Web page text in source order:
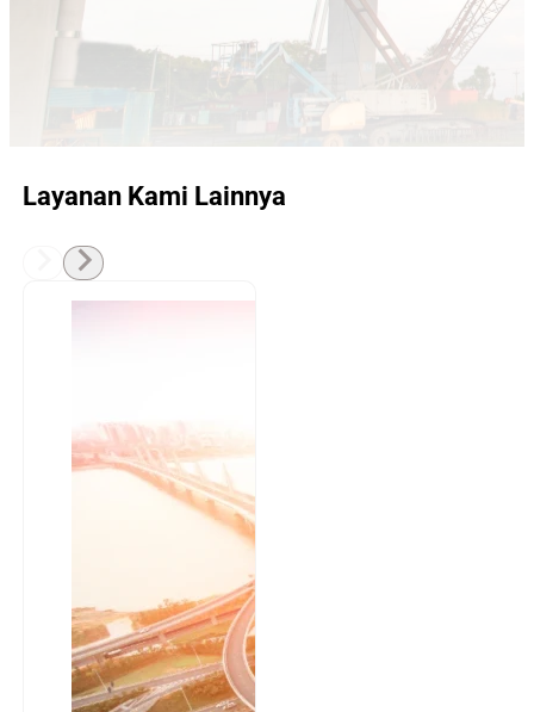
Layanan Kami Lainnya